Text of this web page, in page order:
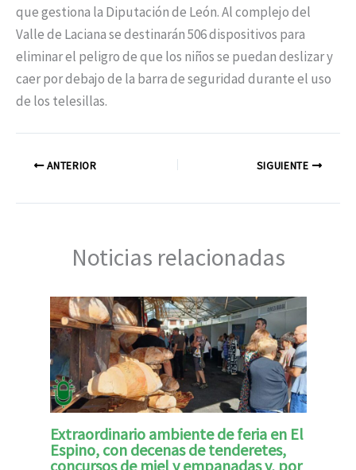
que gestiona la Diputación de León. Al complejo del
Valle de Laciana se destinarán 506 dispositivos para
eliminar el peligro de que los niños se puedan deslizar y
caer por debajo de la barra de seguridad durante el uso
de los telesillas.
ANTERIOR SIGUIENTE
Noticias relacionadas
Extraordinario ambiente de feria en El
Espino, con decenas de tenderetes,
concursos de miel y empanadas y, por